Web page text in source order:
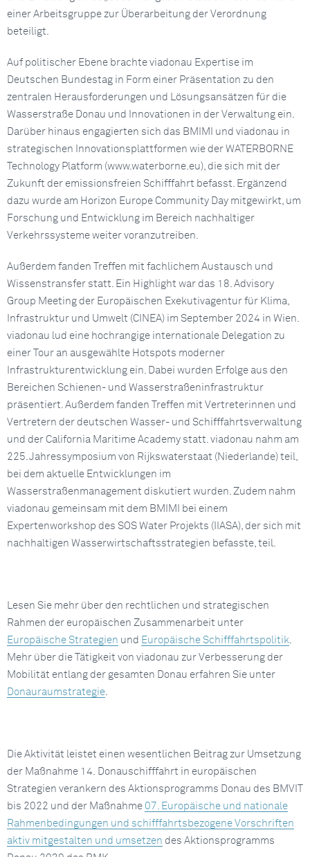
einer Arbeitsgruppe zur Überarbeitung der Verordnung
beteiligt.
Auf politischer Ebene brachte viadonau Expertise im
Deutschen Bundestag in Form einer Präsentation zu den
zentralen Herausforderungen und Lösungsansätzen für die
Wasserstraße Donau und Innovationen in der Verwaltung ein.
Darüber hinaus engagierten sich das BMIMI und viadonau in
strategischen Innovationsplattformen wie der WATERBORNE
Technology Platform (www.waterborne.eu), die sich mit der
Zukunft der emissionsfreien Schifffahrt befasst. Ergänzend
dazu wurde am Horizon Europe Community Day mitgewirkt, um
Forschung und Entwicklung im Bereich nachhaltiger
Verkehrssysteme weiter voranzutreiben.
Außerdem fanden Treffen mit fachlichem Austausch und
Wissenstransfer statt. Ein Highlight war das 18. Advisory
Group Meeting der Europäischen Exekutivagentur für Klima,
Infrastruktur und Umwelt (CINEA) im September 2024 in Wien.
viadonau lud eine hochrangige internationale Delegation zu
einer Tour an ausgewählte Hotspots moderner
Infrastrukturentwicklung ein. Dabei wurden Erfolge aus den
Bereichen Schienen- und Wasserstraßeninfrastruktur
präsentiert. Außerdem fanden Treffen mit Vertreterinnen und
Vertretern der deutschen Wasser- und Schifffahrtsverwaltung
und der California Maritime Academy statt. viadonau nahm am
225. Jahressymposium von Rijkswaterstaat (Niederlande) teil,
bei dem aktuelle Entwicklungen im
Wasserstraßenmanagement diskutiert wurden. Zudem nahm
viadonau gemeinsam mit dem BMIMI bei einem
Expertenworkshop des SOS Water Projekts (IIASA), der sich mit
nachhaltigen Wasserwirtschaftsstrategien befasste, teil.
Lesen Sie mehr über den rechtlichen und strategischen
Rahmen der europäischen Zusammenarbeit unter
Europäische Strategien und Europäische Schifffahrtspolitik.
Mehr über die Tätigkeit von viadonau zur Verbesserung der
Mobilität entlang der gesamten Donau erfahren Sie unter
Donauraumstrategie.
Die Aktivität leistet einen wesentlichen Beitrag zur Umsetzung
der Maßnahme 14. Donauschifffahrt in europäischen
Strategien verankern des Aktionsprogramms Donau des BMVIT
bis 2022 und der Maßnahme 07. Europäische und nationale
Rahmenbedingungen und schifffahrtsbezogene Vorschriften
aktiv mitgestalten und umsetzen des Aktionsprogramms